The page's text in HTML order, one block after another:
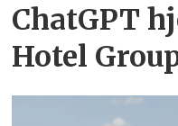
ChatGPT
Hotel